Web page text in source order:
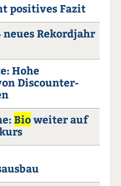
positives Fazit
neues Rekordjahr
Hohe
Discounter-
Bioweiter auf